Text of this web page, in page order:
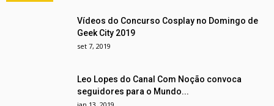
Vídeos do Concurso Cosplay no Domingo de
Geek City 2019
set 7, 2019
Leo Lopes do Canal Com Noção convoca
seguidores para o Mundo...